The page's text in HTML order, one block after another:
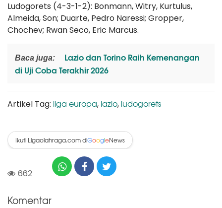
Ludogorets (4-3-1-2): Bonmann, Witry, Kurtulus,
Almeida, Son; Duarte, Pedro Naressi; Gropper,
Chochev; Rwan Seco, Eric Marcus.
Baca juga:
Lazio dan Torino Raih Kemenangan
di Uji Coba Terakhir 2026
Artikel Tag: liga europa, lazio, ludogorets
Ikuti Ligaolahraga.com diGoogleNews
662
Komentar